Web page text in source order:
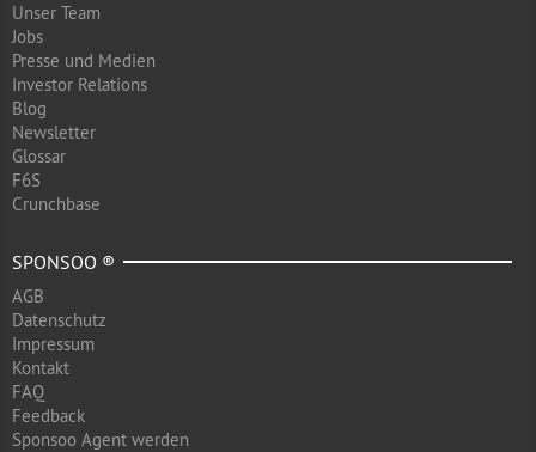
Unser Team
Jobs
Presse und Medien
Investor Relations
Blog
Newsletter
Glossar
F6S
Crunchbase
SPONSOO ®
AGB
Datenschutz
Impressum
Kontakt
FAQ
Feedback
Sponsoo Agent werden